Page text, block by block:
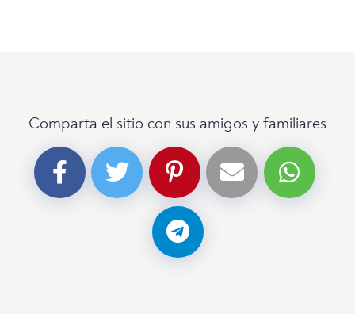
Comparta el sitio con sus amigos y familiares